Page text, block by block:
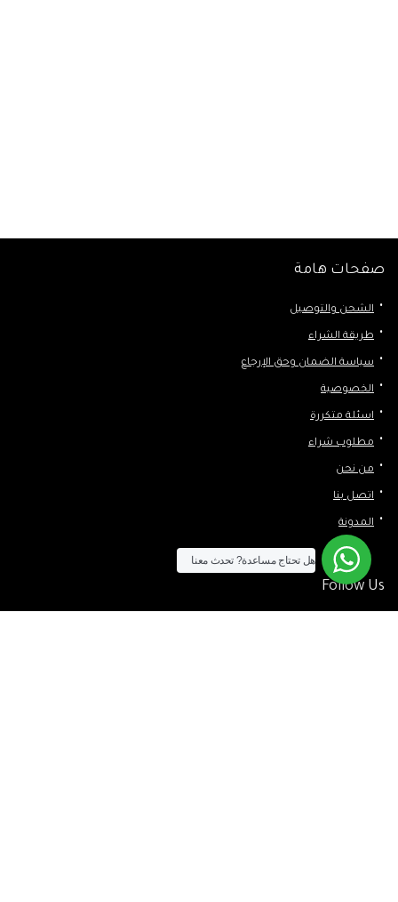
صفحات هامة
الشحن والتوصيل
طريقة الشراء
سياسة الضمان وحق الإرجاع
الخصوصية
اسئلة متكررة
مطلوب شراء
من نحن
اتصل بنا
المدونة
Follow Us
هل تحتاج مساعدة? تحدث معنا